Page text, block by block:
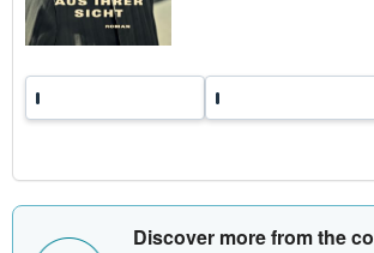
Discover more from the